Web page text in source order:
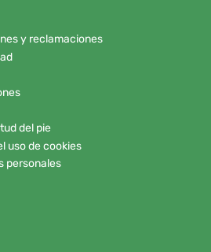
y reclamaciones
del pie
uso de cookies
personales